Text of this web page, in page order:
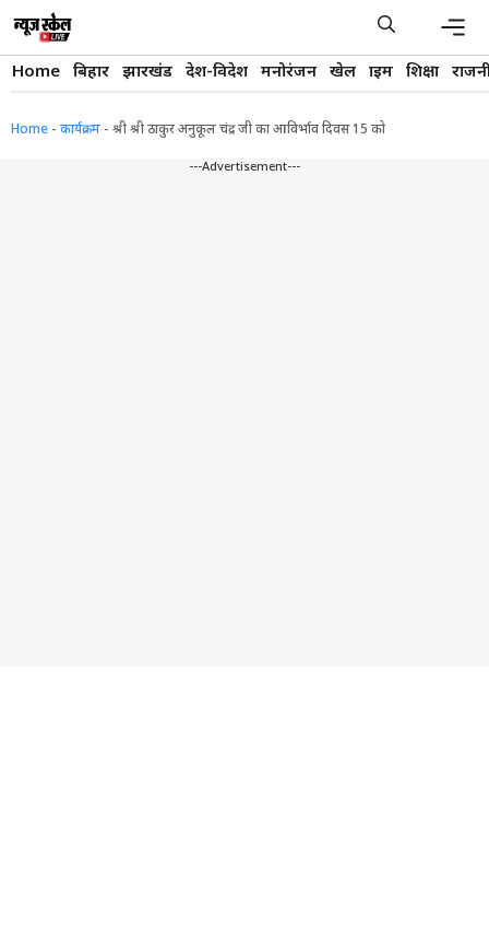
content
Home बिहार झारखंड देश-विदेश मनोरंजन खेल क्राइम शिक्षा
Home - कार्यक्रम - श्री श्री ठाकुर अनुकूल चंद्र जी का आविर्भाव दिवस 15 को
---Advertisement---